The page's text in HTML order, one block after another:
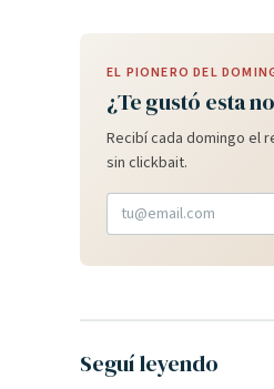
EL PIONERO DEL
¿Te gustó esta
Recibí cada domingo el
sin clickbait.
Seguí leyendo